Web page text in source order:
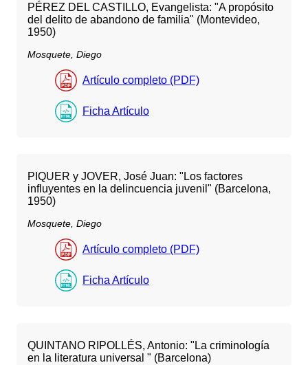
PÉREZ DEL CASTILLO, Evangelista: "A propósito
del delito de abandono de familia" (Montevideo,
1950)
Mosquete, Diego
Artículo completo (PDF)
Ficha Artículo
PIQUER y JOVER, José Juan: "Los factores
influyentes en la delincuencia juvenil" (Barcelona,
1950)
Mosquete, Diego
Artículo completo (PDF)
Ficha Artículo
QUINTANO RIPOLLÉS, Antonio: "La criminología
en la literatura universal " (Barcelona)